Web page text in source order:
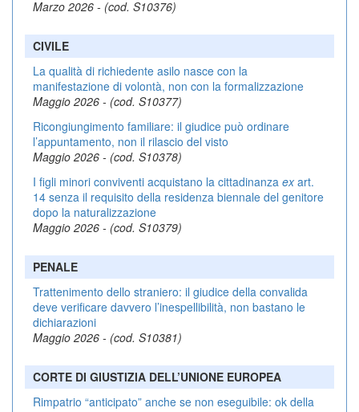
Marzo 2026 - (cod. S10376)
CIVILE
La qualità di richiedente asilo nasce con la
manifestazione di volontà, non con la formalizzazione
Maggio 2026 - (cod. S10377)
Ricongiungimento familiare: il giudice può ordinare
l’appuntamento, non il rilascio del visto
Maggio 2026 - (cod. S10378)
I figli minori conviventi acquistano la cittadinanza exart.
14 senza il requisito della residenza biennale del genitore
dopo la naturalizzazione
Maggio 2026 - (cod. S10379)
PENALE
Trattenimento dello straniero: il giudice della convalida
deve verificare davvero l’inespellibilità, non bastano le
dichiarazioni
Maggio 2026 - (cod. S10381)
CORTE DI GIUSTIZIA DELL’UNIONE EUROPEA
Rimpatrio “anticipato” anche se non eseguibile: ok della